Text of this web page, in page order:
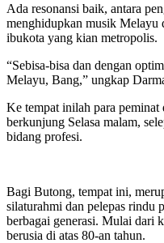
Ada resonansi baik, antara
menghidupkan musik Melayu
ibukota yang kian metropolis.
“Sebisa-bisa dan dengan
Melayu, Bang,” ungkap
Ke tempat inilah para
berkunjung Selasa malam,
bidang profesi.
Bagi Butong, tempat ini,
silaturahmi dan pelepas rindu
berbagai generasi. Mulai dari
berusia di atas 80-an tahun.